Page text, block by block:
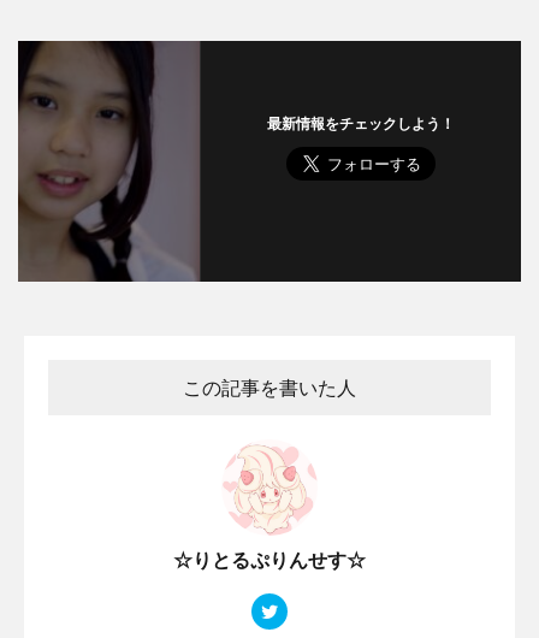
最新情報をチェックしよう！
この記事を書いた人
☆りとるぷりんせす☆